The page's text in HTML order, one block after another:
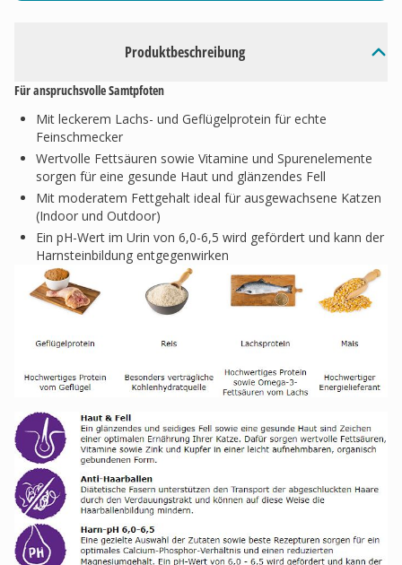
Produktbeschreibung
Für anspruchsvolle Samtpfoten
Mit leckerem Lachs- und Geflügelprotein für echte
Feinschmecker
Wertvolle Fettsäuren sowie Vitamine und Spurenelemente
sorgen für eine gesunde Haut und glänzendes Fell
Mit moderatem Fettgehalt ideal für ausgewachsene Katzen
(Indoor und Outdoor)
Ein pH-Wert im Urin von 6,0-6,5 wird gefördert und kann der
Harnsteinbildung entgegenwirken